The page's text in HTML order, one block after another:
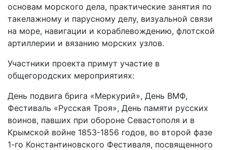
основам морского дела, практические занятия по
такелажному и парусному делу, визуальной связи
на море, навигации и кораблевождению, флотской
артиллерии и вязанию морских узлов.
Участники проекта примут участие в
общегородских мероприятиях:
День подвига брига «Меркурий», День ВМФ,
Фестиваль «Русская Троя», День памяти русских
воинов, павших при обороне Севастополя и в
Крымской войне 1853-1856 годов, во второй фазе
1-го Константиновского Фестиваля, посвященного